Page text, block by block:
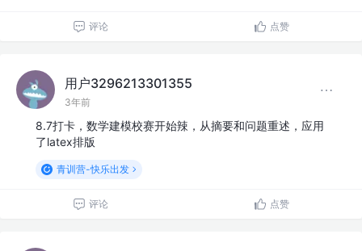
评论 点赞
用户3296213301355
3年前
8.7打卡，数学建模校赛开始辣，从摘要和问题重述，应用
了latex排版
青训营-快乐出发
评论 点赞